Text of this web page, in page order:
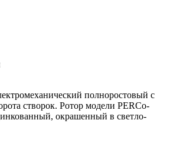
полноростовый с
створок. Ротор модели PERCo-
окрашенный в светло-